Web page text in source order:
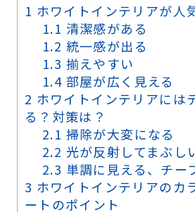
1 ホワイトインテリアが人
1.1 清潔感がある
1.2 統一感が出る
1.3 揃えやすい
1.4 部屋が広く見える
2 ホワイトインテリアには
る？対策は？
2.1 掃除が大変になる
2.2 光が反射してまぶし
2.3 単調に見える、チー
3 ホワイトインテリアのカ
ートのポイント